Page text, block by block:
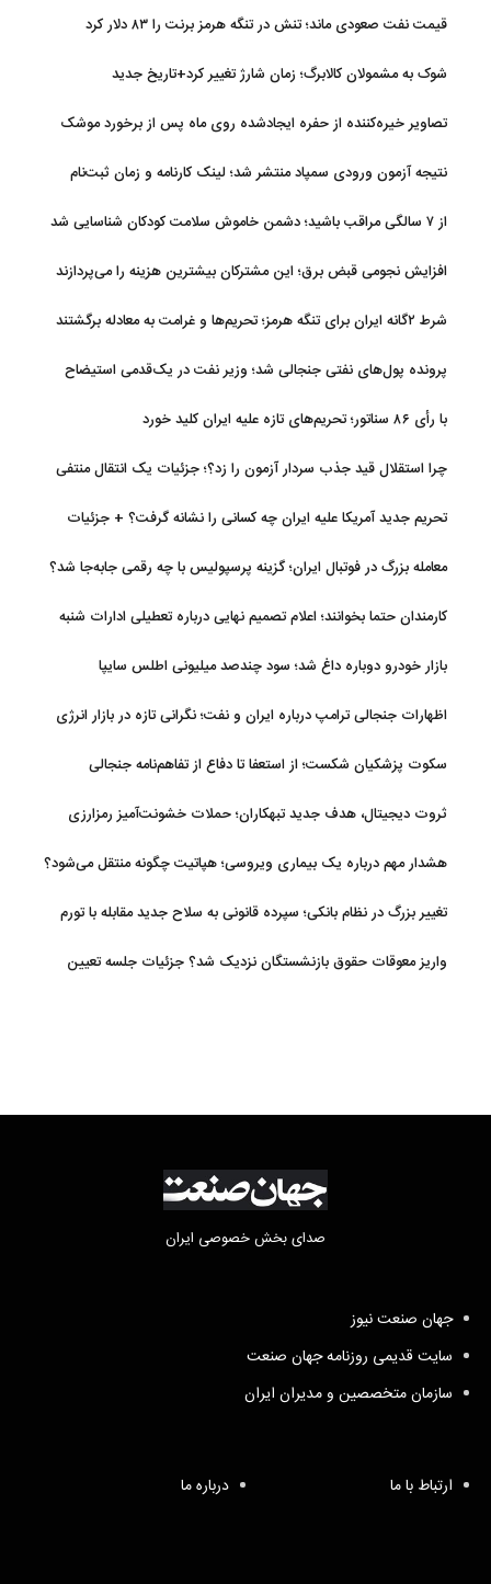
قیمت نفت صعودی ماند؛ تنش در تنگه هرمز برنت را ۸۳ دلار کرد
شوک به مشمولان کالابرگ؛ زمان شارژ تغییر کرد+تاریخ جدید
تصاویر خیره‌کننده از حفره ایجادشده روی ماه پس از برخورد موشک
نتیجه آزمون ورودی سمپاد منتشر شد؛ لینک کارنامه و زمان ثبت‌نام
از ۷ سالگی مراقب باشید؛ دشمن خاموش سلامت کودکان شناسایی شد
افزایش نجومی قبض برق؛ این مشترکان بیشترین هزینه را می‌پردازند
شرط ۲گانه ایران برای تنگه هرمز؛ تحریم‌ها و غرامت به معادله برگشتند
پرونده پول‌های نفتی جنجالی شد؛ وزیر نفت در یک‌قدمی استیضاح
با رأی ۸۶ سناتور؛ تحریم‌های تازه علیه ایران کلید خورد
چرا استقلال قید جذب سردار آزمون را زد؟؛ جزئیات یک انتقال منتفی
تحریم جدید آمریکا علیه ایران چه کسانی را نشانه گرفت؟ + جزئیات
معامله بزرگ در فوتبال ایران؛ گزینه پرسپولیس با چه رقمی جابه‌جا شد؟
کارمندان حتما بخوانند؛ اعلام تصمیم نهایی درباره تعطیلی ادارات شنبه
بازار خودرو دوباره داغ شد؛ سود چندصد میلیونی اطلس سایپا
اظهارات جنجالی ترامپ درباره ایران و نفت؛ نگرانی تازه در بازار انرژی
سکوت پزشکیان شکست؛ از استعفا تا دفاع از تفاهم‌نامه جنجالی
ثروت دیجیتال، هدف جدید تبهکاران؛ حملات خشونت‌آمیز رمزارزی
هشدار مهم درباره یک بیماری ویروسی؛ هپاتیت چگونه منتقل می‌شود؟
تغییر بزرگ در نظام بانکی؛ سپرده قانونی به سلاح جدید مقابله با تورم
واریز معوقات حقوق بازنشستگان نزدیک شد؟ جزئیات جلسه تعیین
صدای بخش خصوصی ایران
جهان صنعت نیوز
سایت قدیمی روزنامه جهان صنعت
سازمان متخصصین و مدیران ایران
ارتباط با ما درباره ما